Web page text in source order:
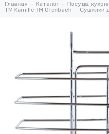
Главная Каталог
Посуда,
TM Kamille TM Ofenbach
Сушилки